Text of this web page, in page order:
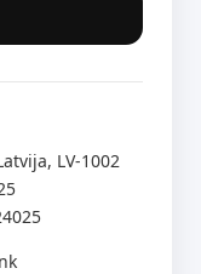
LV-1002